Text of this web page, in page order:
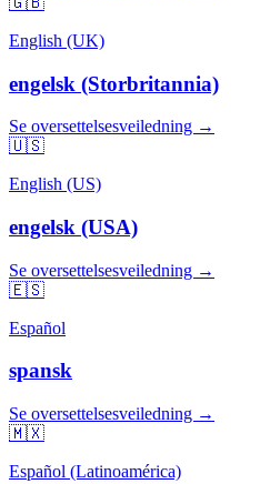
English (UK)
engelsk (Storbritannia)
Se oversettelsesveiledning →
🇺🇸
English (US)
engelsk (USA)
Se oversettelsesveiledning →
🇪🇸
Español
spansk
Se oversettelsesveiledning →
🇲🇽
Español (Latinoamérica)